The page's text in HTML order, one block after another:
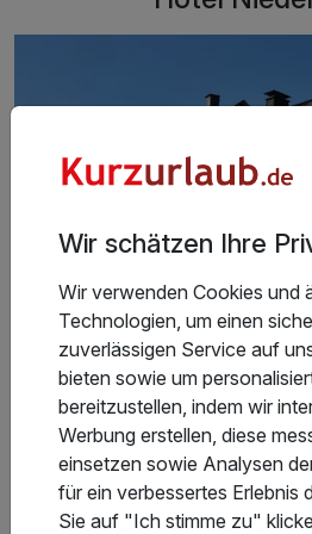
Sparkasse,Volksbank,Netto.....
Hauptstraße,war es sehr ruhig
Alle Fotos ansehen
Zentral gelegen im
Wir schätzen Ihre
Wir verwenden Cookies und
Technologien, um einen
zuverlässigen Service auf
bieten sowie um
bereitzustellen, indem wir
Werbung erstellen, diese
einsetzen sowie Analysen
für ein verbessertes Erlebnis
Sie auf "Ich stimme zu"